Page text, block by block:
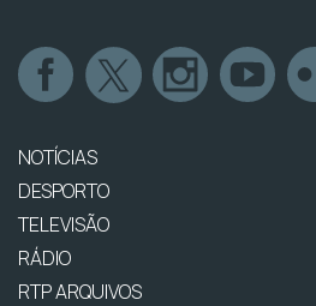
NOTÍCIAS
DESPORTO
TELEVISÃO
RÁDIO
RTP ARQUIVOS